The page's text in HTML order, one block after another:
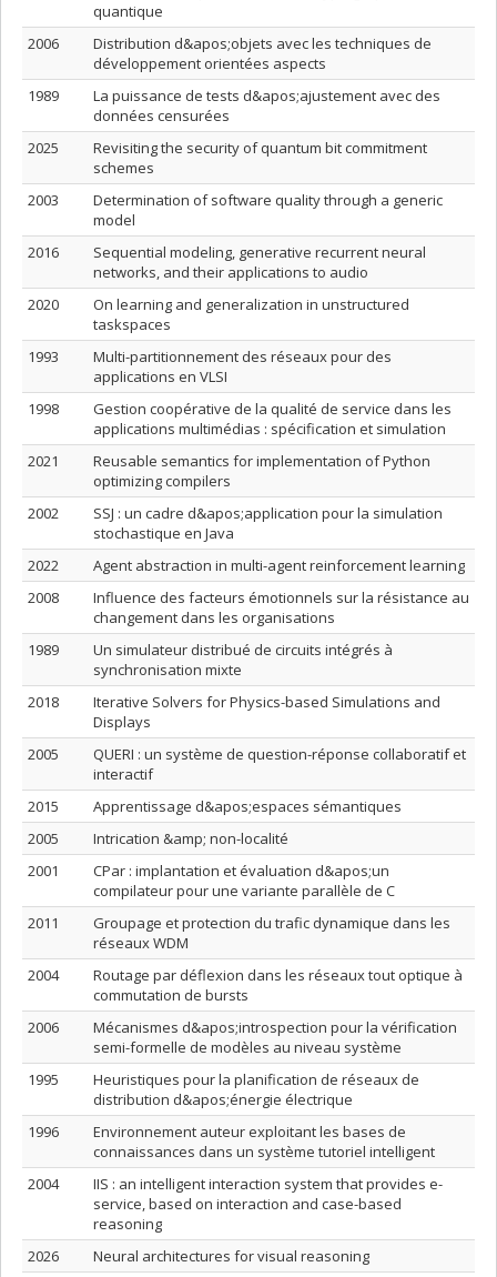
quantique
2006
Distribution d&apos;objets avec les techniques de
développement orientées aspects
1989
La puissance de tests d&apos;ajustement avec des
données censurées
2025
Revisiting the security of quantum bit commitment
schemes
2003
Determination of software quality through a generic
model
2016
Sequential modeling, generative recurrent neural
networks, and their applications to audio
2020
On learning and generalization in unstructured
taskspaces
1993
Multi-partitionnement des réseaux pour des
applications en VLSI
1998
Gestion coopérative de la qualité de service dans les
applications multimédias : spécification et simulation
2021
Reusable semantics for implementation of Python
optimizing compilers
2002
SSJ : un cadre d&apos;application pour la simulation
stochastique en Java
2022
Agent abstraction in multi-agent reinforcement learning
2008
Influence des facteurs émotionnels sur la résistance au
changement dans les organisations
1989
Un simulateur distribué de circuits intégrés à
synchronisation mixte
2018
Iterative Solvers for Physics-based Simulations and
Displays
2005
QUERI : un système de question-réponse collaboratif et
interactif
2015
Apprentissage d&apos;espaces sémantiques
2005
Intrication &amp; non-localité
2001
CPar : implantation et évaluation d&apos;un
compilateur pour une variante parallèle de C
2011
Groupage et protection du trafic dynamique dans les
réseaux WDM
2004
Routage par déflexion dans les réseaux tout optique à
commutation de bursts
2006
Mécanismes d&apos;introspection pour la vérification
semi-formelle de modèles au niveau système
1995
Heuristiques pour la planification de réseaux de
distribution d&apos;énergie électrique
1996
Environnement auteur exploitant les bases de
connaissances dans un système tutoriel intelligent
2004
IIS : an intelligent interaction system that provides e-
service, based on interaction and case-based
reasoning
2026
Neural architectures for visual reasoning